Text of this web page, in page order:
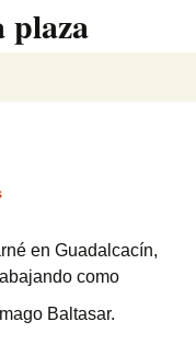
plaza
en Guadalcacín,
como
Baltasar.